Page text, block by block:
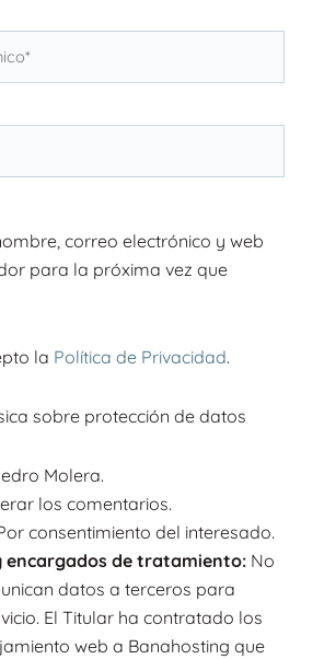
correo electrónico y web
para la próxima vez que
la Política de Privacidad.
sobre protección de datos
Molera.
los comentarios.
consentimiento del interesado.
encargados de tratamiento: No
datos a terceros para
El Titular ha contratado los
web a Banahosting que